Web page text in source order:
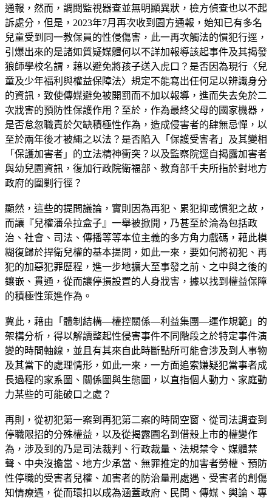
通報，然而，調閱監視器查並無明顯異狀，檢方偵查也以不起
訴處分，但是，2023年7月再次收到園方通報，始知已有多名
兒童受到同一教保員的性侵傷害，此一再次觸法的慣犯行逕，
引爆出來的是諸如質疑媒體何以不詳加報導該起事件及其揭發
狼師學校名謂，藉以避免將孩子送入虎口？是否因為現行〈兒
童及少年福利與權益保障法〉規定不能寫出任何足以辨識身分
的資訊，致使傳媒避免被開罰而不加以報導，進而失去免於二
次戕害的預防性保護作用？至於，作為最終父母的國家機器，
是否怠忽職責於欠缺積極性作為，造成侵害者的肆無忌憚，以
至於兩年後才被繩之以法？是否陷入「保護受害者」及其變相
「保護加害者」的立法精神衝突？以及監察院逕自揭露加害者
與幼兒園資訊，復加行政院衛福部、教育部千夫所指於對地方
政府的圍剿行徑？
顯然，這些的提問議論，實則因為再犯、累犯抑或慣犯之故，
而讓『兒權潘朵拉盒子』一舉被掀開，乃甚至於淪為包括政
治、社會、司法、傳播等等本位主義的多方角力戲碼，藉此模
糊復歸於捍衛兒權的基本提問，如此一來，要如何將初犯、再
犯的加惡犯罪歷程，進一步地擴大至事發之前、之中與之後的
鑲嵌、貫通，從而讓停損設置的人身戕害，據以找到權益保障
的積極性策進作為。
冀此，藉由「體制結構—權控關係—利益集團—運作規範」的
架構分析，得以解讀整起性侵害事件不同階段之於特定事件演
變的時間軸線，並且有其來自此時斷點所可能會涉及到人事物
及其當下的處理情形，如此一來，一方面追索嫌疑犯當事者成
長過程的家系圖、關係圖與生態圖，以直指個人動力、家庭動
力某些的可能破口之處？
再則，從初犯第一案到再犯第二案的時間空窗、從司法調查到
停職限招的分殊權益，以及從揭露園名到借殼上市的權變作
為，涉及到的乃是司法裁判、行政裁量、法規禁令、媒體禁
聲、中央沒擔當、地方少承當、無罪推定的加害者勞權、預防
性停職的受害者兒權、加害者的防治量刑處遇、受害者的創傷
知情療遇，從而環扣以成為涵蓋政府、民間、傳媒、輿論、專